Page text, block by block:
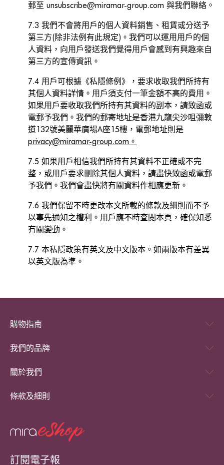
郵至 unsubscribe@miramar-group.com 與我們聯絡。
7.3 我們不會將用戶的個人資料銷售、租賃或分送予
第三方(除非法例有此規定)。我們可以運用用戶的個
人資料，向用戶發送我們覺得用戶會感到有興趣來自
第三方的宣傳資訊。
7.4 用戶可根據《私隱條例》，要求收取我們所持有
其個人資料詳情。用戶須支付一筆金額不高的費用。
如果用戶要收取我們所持有其資料的副本，請致函或
電郵予我們。我們的郵寄地址是香港九龍尖沙咀彌敦
道132號美麗華廣場A座15樓，電郵地址則是
privacy@miramar-group.com。
7.5 如果用戶相信我們所持有其資料不正確或不完
整，或用戶要求刪除其個人資料，請盡快致函或電郵
予我們。我們會盡快將有關資料作相應更新。
7.6 我們保留不時更改本文所載的條款及細則而不予
以事先通知之權利。用戶應不時查閱本頁，確保知悉
有關變動。
7.7 本私隱政策有英文及中文版本。如兩版本有差異
以英文版為準。
購物指南
我們的品牌
關於我們
條款及細則
訂閱電子報